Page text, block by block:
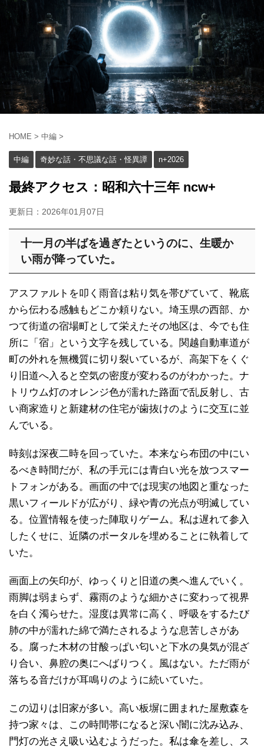
HOME > 中編 >
中編 奇妙な話・不思議な話・怪異譚 n+2026
最終アクセス：昭和六十三年 ncw+
更新日： 2026年01月07日
十一月の半ばを過ぎたというのに、生暖か
い雨が降っていた。
アスファルトを叩く雨音は粘り気を帯びていて、靴底
から伝わる感触もどこか頼りない。埼玉県の西部、か
つて街道の宿場町として栄えたその地区は、今でも住
所に「宿」という文字を残している。関越自動車道が
町の外れを無機質に切り裂いているが、高架下をくぐ
り旧道へ入ると空気の密度が変わるのがわかった。ナ
トリウム灯のオレンジ色が濡れた路面で乱反射し、古
い商家造りと新建材の住宅が歯抜けのように交互に並
んでいる。
時刻は深夜二時を回っていた。本来なら布団の中にい
るべき時間だが、私の手元には青白い光を放つスマー
トフォンがある。画面の中では現実の地図と重なった
黒いフィールドが広がり、緑や青の光点が明滅してい
る。位置情報を使った陣取りゲーム。私は遅れて参入
したくせに、近隣のポータルを埋めることに執着して
いた。
画面上の矢印が、ゆっくりと旧道の奥へ進んでいく。
雨脚は弱まらず、霧雨のような細かさに変わって視界
を白く濁らせた。湿度は異常に高く、呼吸をするたび
肺の中が濡れた綿で満たされるような息苦しさがあ
る。腐った木材の甘酸っぱい匂いと下水の臭気が混ざ
り合い、鼻腔の奥にへばりつく。風はない。ただ雨が
落ちる音だけが耳鳴りのように続いていた。
この辺りは旧家が多い。高い板塀に囲まれた屋敷森を
持つ家々は、この時間帯になると深い闇に沈み込み、
門灯の光さえ吸い込むようだった。私は傘を差し、ス